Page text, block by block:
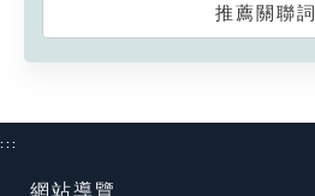
推薦關聯詞
:::
網站導覽